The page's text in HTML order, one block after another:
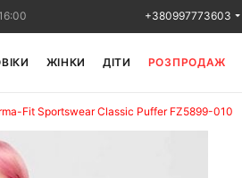
ЖІНКИ ДІТИ РОЗПРОДАЖ
+380997773603
Fit Sportswear Classic Puffer FZ5899-010